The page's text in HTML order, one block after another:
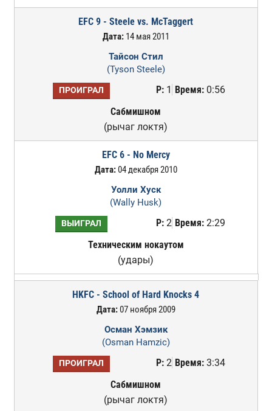
EFC 9 - Steele vs. McTaggert
Дата:14 мая 2011
Тайсон Стил
(Tyson Steele)
ПРОИГРАЛ Р:1 Время:0:56
Сабмишном
(рычаг локтя)
EFC 6 - No Mercy
Дата:04 декабря 2010
Уолли Хуск
(Wally Husk)
ВЫИГРАЛ Р:2 Время:2:29
Техническим нокаутом
(удары)
HKFC - School of Hard Knocks 4
Дата:07 ноября 2009
Осман Хэмзик
(Osman Hamzic)
ПРОИГРАЛ Р:2 Время:3:34
Сабмишном
(рычаг локтя)